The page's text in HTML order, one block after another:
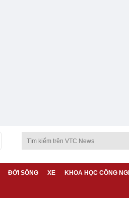
ĐỜI SỐNG XE KHOA HỌC CÔNG